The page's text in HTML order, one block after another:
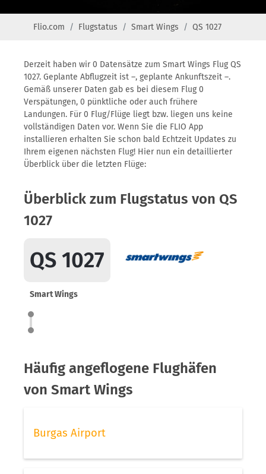
Flio.com Flugstatus Smart Wings QS 1027
Derzeit haben wir 0 Datensätze zum Smart Wings Flug QS
1027. Geplante Abflugzeit ist –, geplante Ankunftszeit –.
Gemäß unserer Daten gab es bei diesem Flug 0
Verspätungen, 0 pünktliche oder auch frühere
Landungen. Für 0 Flug/Flüge liegt bzw. liegen uns keine
vollständigen Daten vor. Wenn Sie die FLIO App
installieren erhalten Sie schon bald Echtzeit Updates zu
Ihrem eigenen nächsten Flug! Hier nun ein detaillierter
Überblick über die letzten Flüge:
Überblick zum Flugstatus von QS
1027
QS 1027
Smart Wings
Häufig angeflogene Flughäfen
von Smart Wings
Burgas Airport